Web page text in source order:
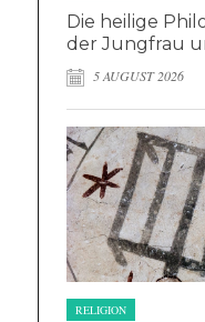
Die heilige
der Jungfrau
5 AUGUST 2026
RELIGION